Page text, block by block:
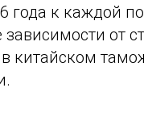
года к каждой
зависимости от
китайском